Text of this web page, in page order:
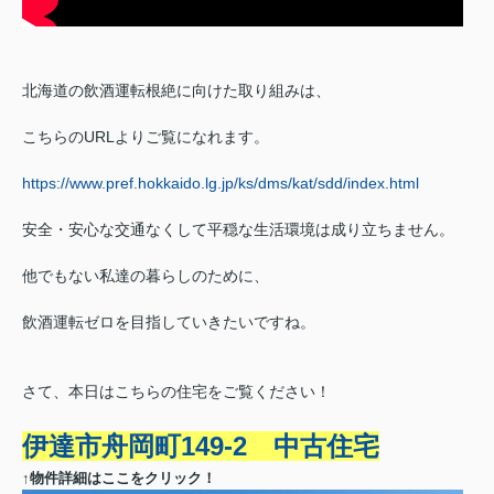
北海道の飲酒運転根絶に向けた取り組みは、
こちらのURLよりご覧になれます。
https://www.pref.hokkaido.lg.jp/ks/dms/kat/sdd/index.html
安全・安心な交通なくして平穏な生活環境は成り立ちません。
他でもない私達の暮らしのために、
飲酒運転ゼロを目指していきたいですね。
さて、本日はこちらの住宅をご覧ください！
伊達市舟岡町149-2 中古住宅
↑物件詳細はここをクリック！